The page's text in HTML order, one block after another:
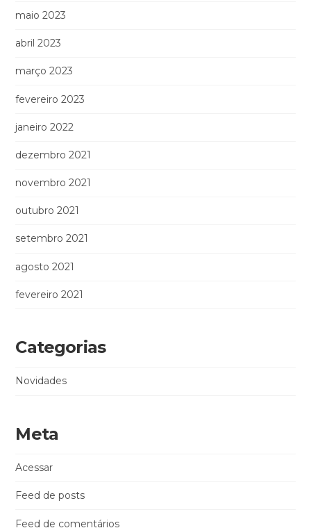
maio 2023
abril 2023
março 2023
fevereiro 2023
janeiro 2022
dezembro 2021
novembro 2021
outubro 2021
setembro 2021
agosto 2021
fevereiro 2021
Categorias
Novidades
Meta
Acessar
Feed de posts
Feed de comentários